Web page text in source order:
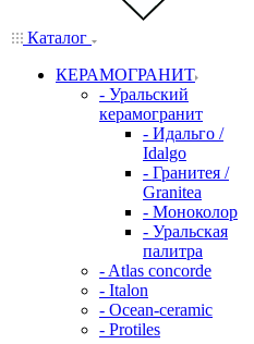
Каталог
КЕРАМОГРАНИТ
- Уральский
керамогранит
- Идальго /
Idalgo
- Гранитея /
Granitea
- Моноколор
- Уральская
палитра
- Atlas concorde
- Italon
- Ocean-ceramic
- Protiles